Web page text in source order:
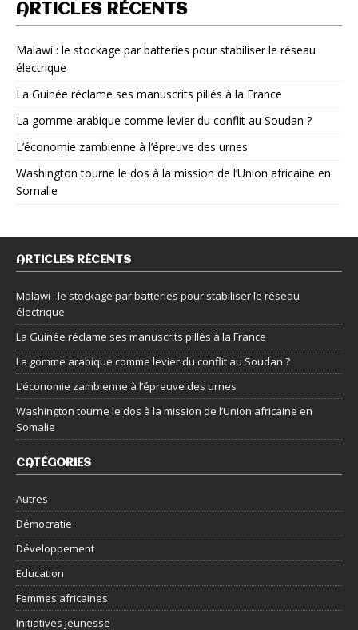
ARTICLES RÉCENTS
Malawi : le stockage par batteries pour stabiliser le réseau
électrique
La Guinée réclame ses manuscrits pillés à la France
La gomme arabique comme levier du conflit au Soudan ?
L’économie zambienne à l’épreuve des urnes
Washington tourne le dos à la mission de l’Union africaine en
Somalie
ARTICLES RÉCENTS
Malawi : le stockage par batteries pour stabiliser le réseau
électrique
La Guinée réclame ses manuscrits pillés à la France
La gomme arabique comme levier du conflit au Soudan ?
L’économie zambienne à l’épreuve des urnes
Washington tourne le dos à la mission de l’Union africaine en
Somalie
CATÉGORIES
Autres
Démocratie
Développement
Education
Femmes africaines
Initiatives jeunesse